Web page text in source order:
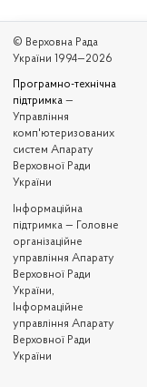
© Верховна Рада
України 1994—2026
Програмно-технічна
підтримка —
Управління
комп'ютеризованих
систем Апарату
Верховної Ради
України
Iнформаційна
підтримка — Головне
організаційне
управління Апарату
Верховної Ради
України,
Інформаційне
управління Апарату
Верховної Ради
України